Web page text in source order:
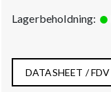
Lagerbeholdning:
DATASHEET / FDV